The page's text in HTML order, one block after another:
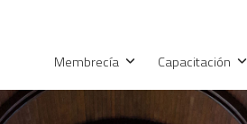
Membrecía Capacitación